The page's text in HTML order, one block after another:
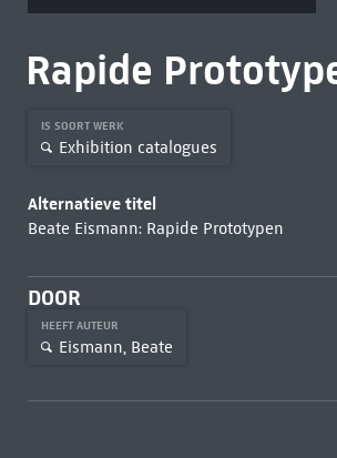
Rapide
IS SOORT WERK
Exhibition catalogues
Alternatieve titel
Beate Eismann: Rapide Prototypen
DOOR
HEEFT AUTEUR
Eismann, Beate